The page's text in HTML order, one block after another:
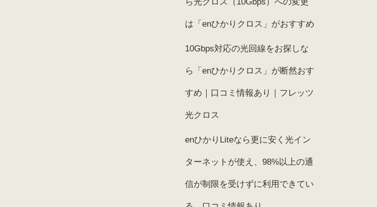
は「enひかりクロス」がおすすめ
10Gbps対応の光回線をお探しな
ら「enひかりクロス」が断然おす
すめ｜口コミ情報あり｜フレッツ
光クロス
enひかりLiteなら更に安く光イン
ターネットが使え、98%以上の通
信が制限を受けずに利用できてい